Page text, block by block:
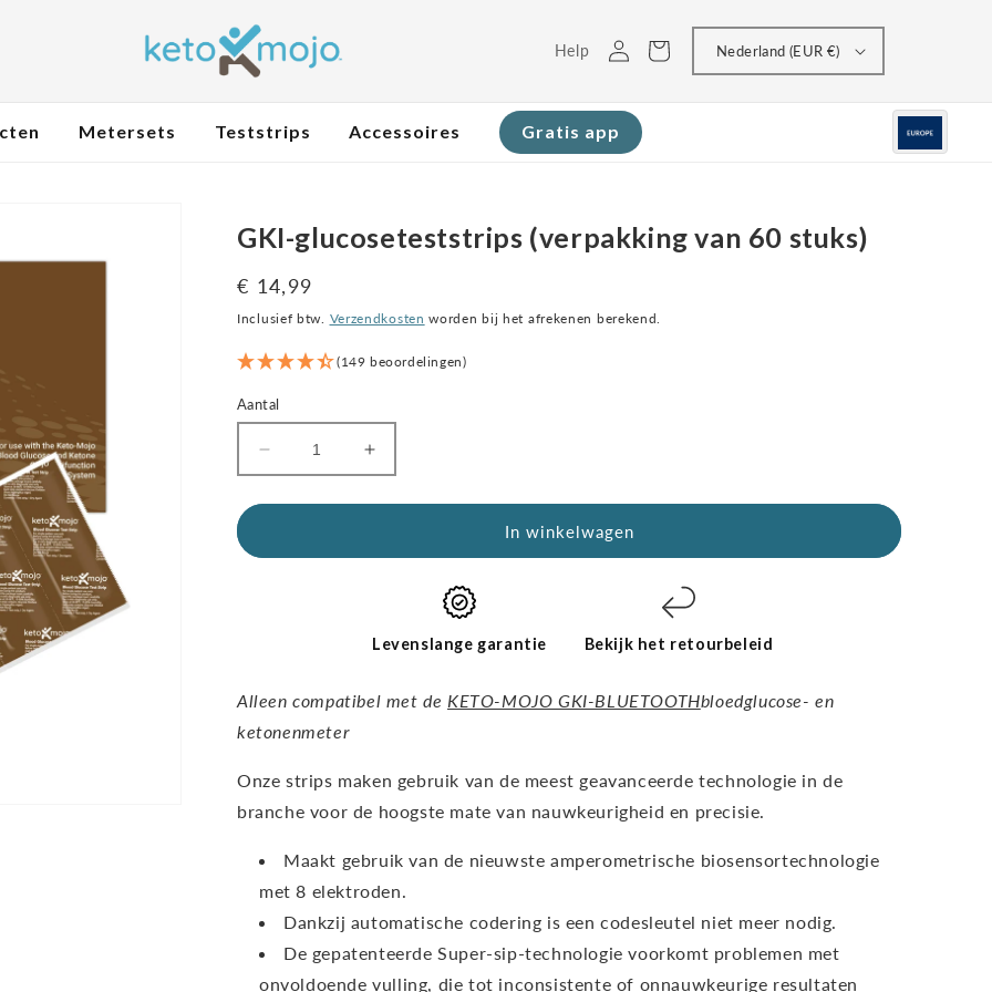
HelpInloggen
Winkelwagen Nederland (EUR €)
Metersets Teststrips Accessoires Gratis app
GKI-glucoseteststrips (verpakking van 60 stuks)
Normale
prijs
€ 14,99
Inclusief btw. Verzendkosten worden bij het afrekenen berekend.
(149 beoordelingen)
Aantal
Verminder
het
aantal
Verhoog
de
hoeveelheid
stuks)
In winkelwagen
Levenslange garantie Bekijk het retourbeleid
Alleen compatibel met de KETO-MOJO GKI-BLUETOOTHbloedglucose- en
ketonenmeter
Onze strips maken gebruik van de meest geavanceerde technologie in de
branche voor de hoogste mate van nauwkeurigheid en precisie.
Maakt gebruik van de nieuwste amperometrische biosensortechnologie
met 8 elektroden.
Dankzij automatische codering is een codesleutel niet meer nodig.
De gepatenteerde Super-sip-technologie voorkomt problemen met
onvoldoende vulling, die tot inconsistente of onnauwkeurige resultaten